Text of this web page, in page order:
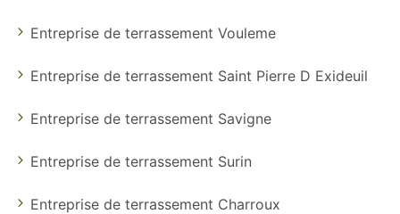
Entreprise de terrassement Vouleme
Entreprise de terrassement Saint Pierre D Exideuil
Entreprise de terrassement Savigne
Entreprise de terrassement Surin
Entreprise de terrassement Charroux